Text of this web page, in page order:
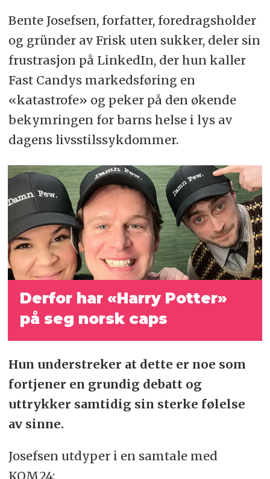
Bente Josefsen, forfatter, foredragsholder
og gründer av Frisk uten sukker, deler sin
frustrasjon på LinkedIn, der hun kaller
Fast Candys markedsføring en
«katastrofe» og peker på den økende
bekymringen for barns helse i lys av
dagens livsstilssykdommer.
Derfor har «Harry Potter»
på seg norsk caps
Hun understreker at dette er noe som
fortjener en grundig debatt og
uttrykker samtidig sin sterke følelse
av sinne.
Josefsen utdyper i en samtale med
KOM24: